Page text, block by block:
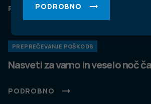
PODROBNO
PODROBNO
PREPREČEVANJE POŠKODB
Nasveti za varno in veselo noč
PODROBNO